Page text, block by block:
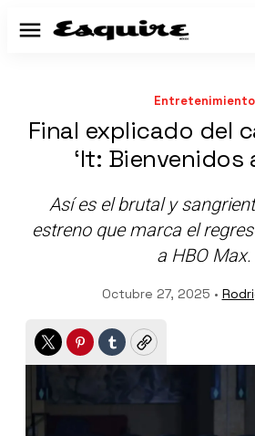
Menú
Entretenimiento
Final explicado del
‘It: Bienvenidos
Así es el brutal y
estreno que marca el
a HBO Max.
Octubre 27, 2025 •
TwitterPinterest
TumblrCopy